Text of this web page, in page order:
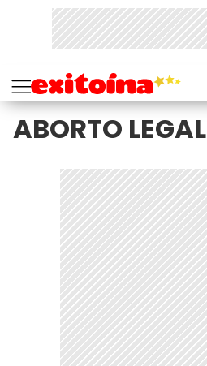
ABORTO LEGAL